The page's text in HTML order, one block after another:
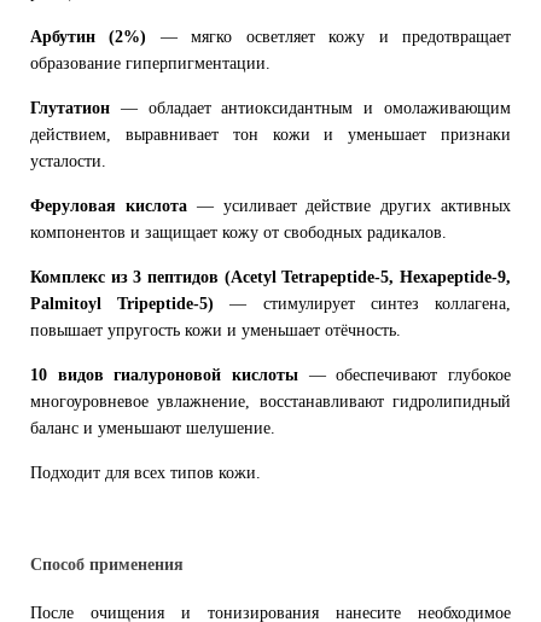
Арбутин (2%) — мягко осветляет кожу и предотвращает
образование гиперпигментации.
Глутатион — обладает антиоксидантным и омолаживающим
действием, выравнивает тон кожи и уменьшает признаки
усталости.
Феруловая кислота— усиливает действие других активных
компонентов и защищает кожу от свободных радикалов.
Комплекс из 3 пептидов (Acetyl Tetrapeptide-5, Hexapeptide-9,
Palmitoyl Tripeptide-5) — стимулирует синтез коллагена,
повышает упругость кожи и уменьшает отёчность.
10 видов гиалуроновой кислоты — обеспечивают глубокое
многоуровневое увлажнение, восстанавливают гидролипидный
баланс и уменьшают шелушение.
Подходит для всех типов кожи.
Способ применения
После очищения и тонизирования нанесите необходимое